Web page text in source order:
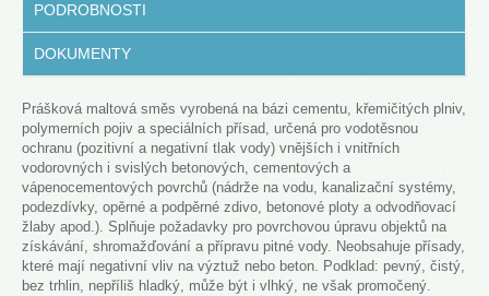
PODROBNOSTI
DOKUMENTY
Prášková maltová směs vyrobená na bázi cementu, křemičitých plniv,
polymerních pojiv a speciálních přísad, určená pro vodotěsnou
ochranu (pozitivní a negativní tlak vody) vnějších i vnitřních
vodorovných i svislých betonových, cementových a
vápenocementových povrchů (nádrže na vodu, kanalizační systémy,
podezdívky, opěrné a podpěrné zdivo, betonové ploty a odvodňovací
žlaby apod.). Splňuje požadavky pro povrchovou úpravu objektů na
získávání, shromažďování a přípravu pitné vody. Neobsahuje přísady,
které mají negativní vliv na výztuž nebo beton. Podklad: pevný, čistý,
bez trhlin, nepříliš hladký, může být i vlhký, ne však promočený.